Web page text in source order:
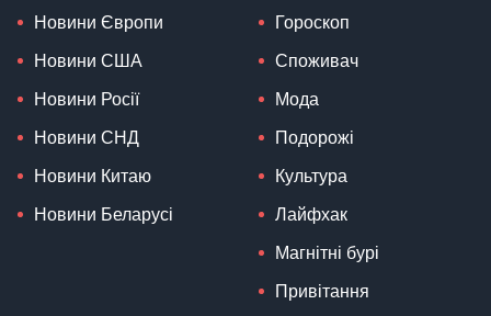
Новини Європи
Новини США
Новини Росії
Новини СНД
Новини Китаю
Новини Беларусі
Гороскоп
Споживач
Мода
Подорожі
Культура
Лайфхак
Магнітні бурі
Привітання